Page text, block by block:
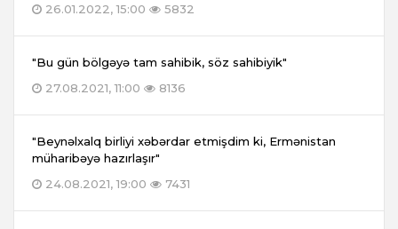
26.01.2022, 15:00
5832
"Bu gün bölgəyə tam sahibik, söz sahibiyik"
27.08.2021, 11:00
8136
"Beynəlxalq birliyi xəbərdar etmişdim ki, Ermənistan
müharibəyə hazırlaşır"
24.08.2021, 19:00
7431